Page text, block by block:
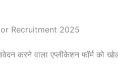
Recruitment 2025
करने वाला एप्लीकेशन फॉर्म को